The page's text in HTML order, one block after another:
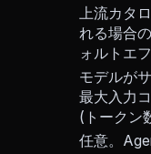
上流カタ
れる場合
ォルトエ
モデルが
最大入力
(トークン
任意。